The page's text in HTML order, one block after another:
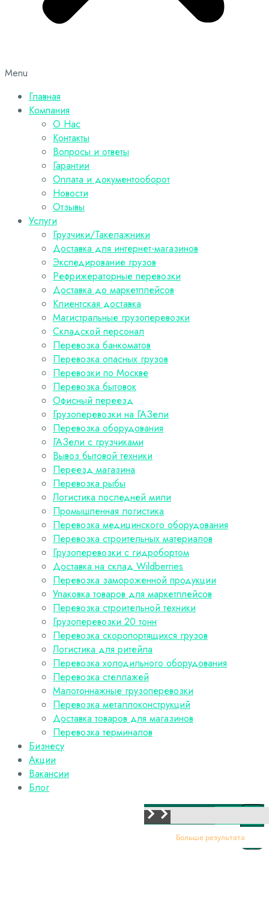
Menu
Главная
Компания
О Нас
Контакты
Вопросы и ответы
Гарантии
Оплата и документооборот
Новости
Отзывы
Услуги
Грузчики/Такелажники
Доставка для интернет-магазинов
Экспедирование грузов
Рефрижераторные перевозки
Доставка до маркетплейсов
Клиентская доставка
Магистральные грузоперевозки
Складской персонал
Перевозка банкоматов
Перевозка опасных грузов
Перевозки по Москве
Перевозка бытовок
Офисный переезд
Грузоперевозки на ГАЗели
Перевозка оборудования
ГАЗели с грузчиками
Вывоз бытовой техники
Переезд магазина
Перевозка рыбы
Логистика последней мили
Промышленная логистика
Перевозка медицинского оборудования
Перевозка строительных материалов
Грузоперевозки с гидробортом
Доставка на склад Wildberries
Перевозка замороженной продукции
Упаковка товаров для маркетплейсов
Перевозка строительной техники
Грузоперевозки 20 тонн
Перевозка скоропортящихся грузов
Логистика для ритейла
Перевозка холодильного оборудования
Перевозка стеллажей
Малотоннажные грузоперевозки
Перевозка металлоконструкций
Доставка товаров для магазинов
Перевозка терминалов
Бизнесу
Акции
Вакансии
Блог
Искать
Больше результата